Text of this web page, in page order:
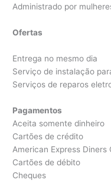
Administrado por
Ofertas
Entrega no mesmo dia
Serviço de instalação
Serviços de reparos
Pagamentos
Aceita somente dinheiro
Cartões de crédito
American Express Diners
Cartões de débito
Cheques